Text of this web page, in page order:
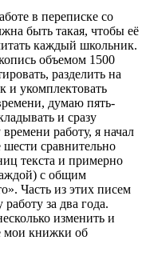
в переписке со
быть такая, чтобы её
каждый школьник.
объемом 1500
разделить на
и укомплектовать
думаю пять-
и сразу
работу, я начал
шести сравнительно
текста и примерно
с общим
Часть из этих писем
за два года.
изменить и
мои книжки об